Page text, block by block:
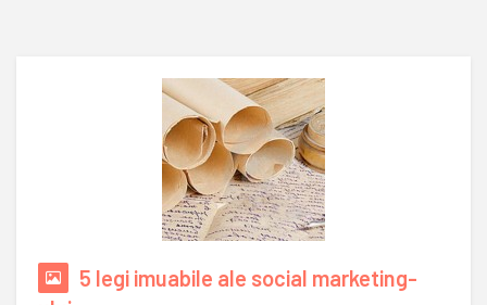
5 legi imuabile ale social marketing-